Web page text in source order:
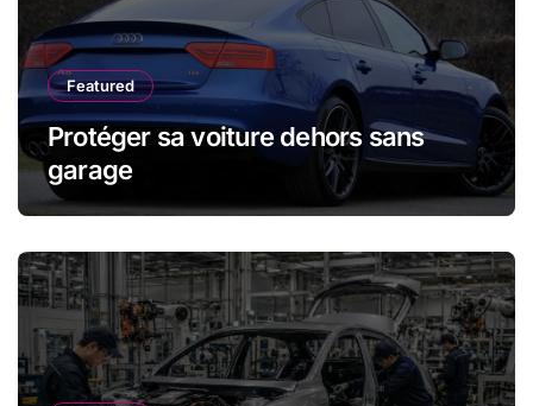
Featured
Protéger sa voiture dehors sans
garage